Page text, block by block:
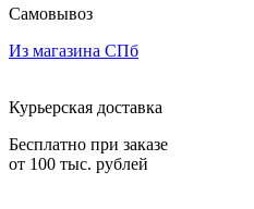
Самовывоз
Из магазина СПб
Курьерская доставка
Бесплатно при заказе
от 100 тыс. рублей